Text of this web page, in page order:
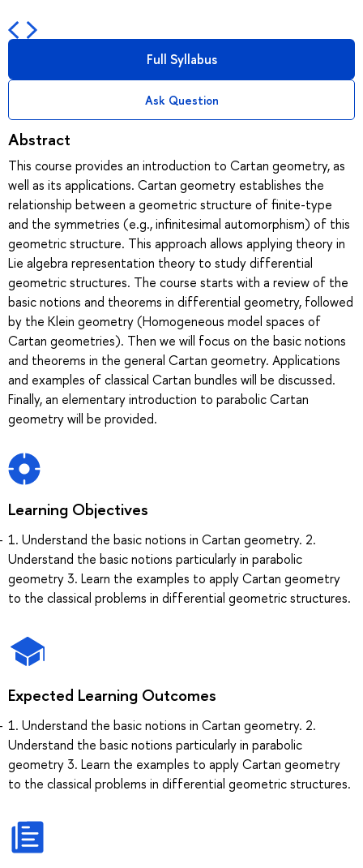
Full Syllabus
Ask Question
Abstract
This course provides an introduction to Cartan geometry, as
well as its applications. Cartan geometry establishes the
relationship between a geometric structure of finite-type
and the symmetries (e.g., infinitesimal automorphism) of this
geometric structure. This approach allows applying theory in
Lie algebra representation theory to study differential
geometric structures. The course starts with a review of the
basic notions and theorems in differential geometry, followed
by the Klein geometry (Homogeneous model spaces of
Cartan geometries). Then we will focus on the basic notions
and theorems in the general Cartan geometry. Applications
and examples of classical Cartan bundles will be discussed.
Finally, an elementary introduction to parabolic Cartan
geometry will be provided.
Learning Objectives
1. Understand the basic notions in Cartan geometry. 2.
Understand the basic notions particularly in parabolic
geometry 3. Learn the examples to apply Cartan geometry
to the classical problems in differential geometric structures.
Expected Learning Outcomes
1. Understand the basic notions in Cartan geometry. 2.
Understand the basic notions particularly in parabolic
geometry 3. Learn the examples to apply Cartan geometry
to the classical problems in differential geometric structures.